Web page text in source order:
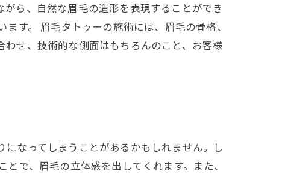
ら、自然な眉毛の造形を表現することができ
す。 眉毛タトゥーの施術には、眉毛の骨格、
せ、技術的な側面はもちろんのこと、お客様
なってしまうことがあるかもしれません。し
で、眉毛の立体感を出してくれます。また、